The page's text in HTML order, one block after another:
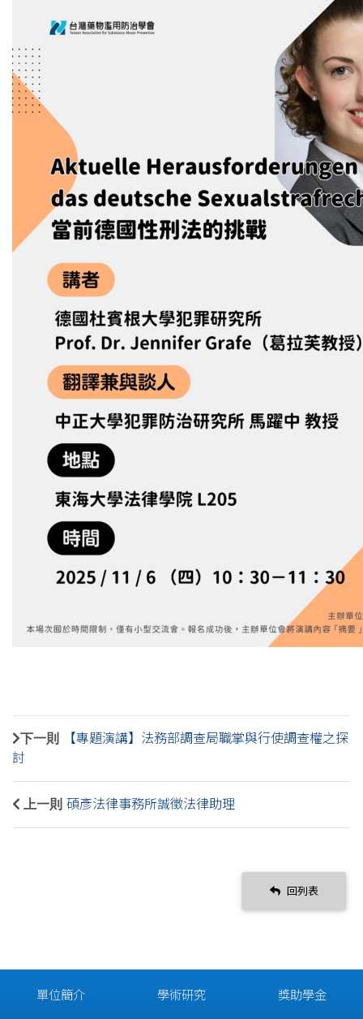
下一則
【專題演講】法務部調查局職掌與行使調查權之探
討
上一則 碩彥法律事務所誠徵法律助理
回列表
單位簡介 學術研究 獎助學金